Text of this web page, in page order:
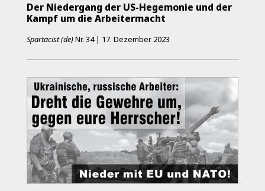
Der Niedergang der US-Hegemonie und der
Kampf um die Arbeitermacht
Spartacist (de)Nr. 34 | 17. Dezember 2023